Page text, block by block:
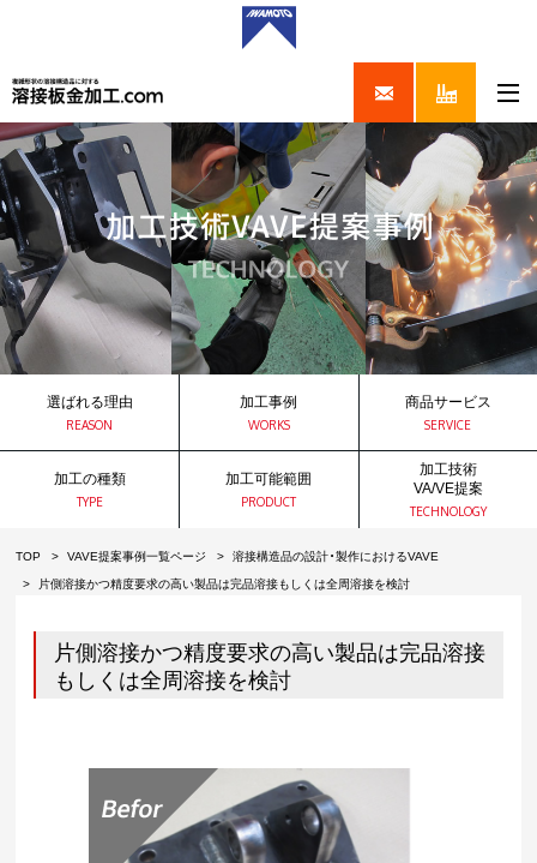
選ばれる理由
REASON
加工事例
WORKS
商品サービス
SERVICE
加工の種類
TYPE
加工可能範囲
PRODUCT
加工技術
VA/VE提案
TECHNOLOGY
TOP VAVE提案事例一覧ページ
溶接構造品の設計・製作におけるVAVE
片側溶接かつ精度要求の高い製品は完品溶接もしくは全周溶接を検討
片側溶接かつ精度要求の高い製品は完品溶接
もしくは全周溶接を検討